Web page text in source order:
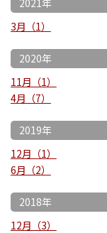
2021年
3月
1
2020年
11月
1
4月
7
2019年
12月
1
6月
2
2018年
12月
3